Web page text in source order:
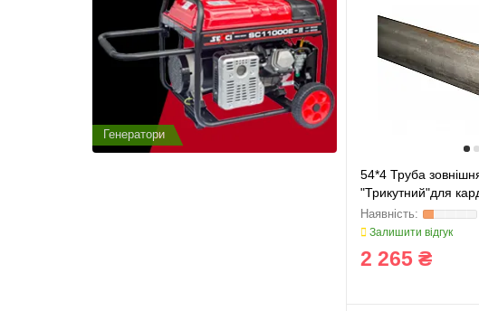
Генератори
54*4 Труба
"Трикутний"для
Залишити відгук
2 265 ₴